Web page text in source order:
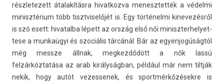
részletezett átalakításra hivat­kozva menesztet­ték a védelmi
minisztérium több tisztviselőjét is. Egy történelmi kinevezés­ről
is szó esett: hivatal­ba lépett az ország első női miniszter­helyet­
tese a munkaügyi és szociális tárcánál. Bár az egyen­jogúság­tól
még messze állnak, meg­kezdődött a nők lassú
felzárkóztatása az arab királyságban, például már nem tiltják
nekik, hogy autót vezes­senek, és sportmér­kőzések­re is